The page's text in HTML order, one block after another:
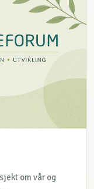
om vår og